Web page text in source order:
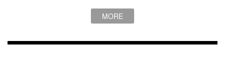
Sky Sports ผู้ถือลิขสิทธิ์ถ่ายทอดสดพรีเมียร์ลีก อังกฤษ ตั้งแต่
MORE